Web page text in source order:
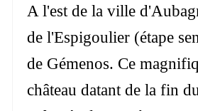
A l'est de la ville
de l'Espigoulier (étape
de Gémenos. Ce
château datant de la fin